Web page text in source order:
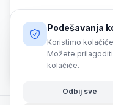
Morate biti
Podešavanja
Koristimo
Možete
kolačiće.
Odbij sve